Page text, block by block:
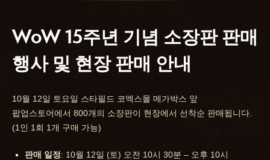
WoW 15주년 기념 소장판 판매
행사 및 현장 판매 안내
10월 12일 토요일 스타필드 코엑스몰 메가박스 앞
팝업스토어에서 800개의 소장판이 현장에서 선착순 판매됩니다.
(1인 1회 1개 구매 가능)
판매 일정: 10월 12일 (토) 오전 10시 30분 – 오후 10시